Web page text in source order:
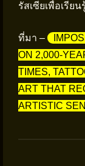
รัสเซียเพื่อเรียน
ที่มา –
ON 2,000-
TIMES,
ART THAT
ARTISTIC